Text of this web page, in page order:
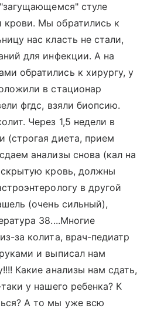
стуле
Мы обратились к
нас класть не стали,
для инфекции. А на
обратились к хирургу, у
в стационар
фгдс, взяли биопсию.
Через 1,5 недели в
(строгая диета, прием
анализы снова (кал на
кровь, должны
в другой
(очень сильный),
38....Многие
за колита, врач-педиатр
и выписал нам
Какие анализы нам сдать,
у нашего ребенка? К
А то мы уже всю